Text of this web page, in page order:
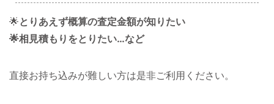
🌟とりあえず概算の査定金額が知りたい
🌟相見積もりをとりたい…など
直接お持ち込みが難しい方は是非ご利用ください。